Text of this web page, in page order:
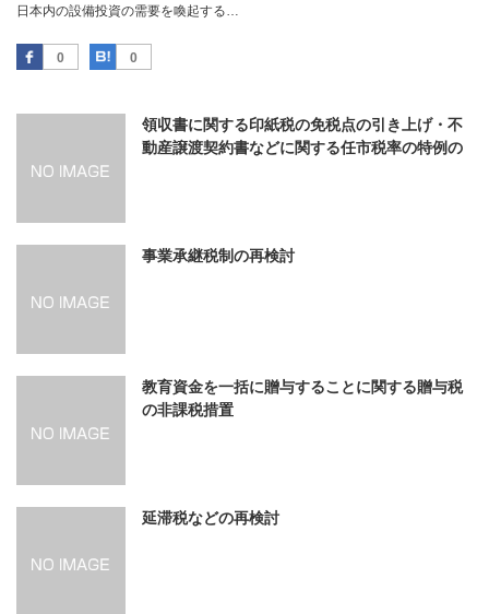
日本内の設備投資の需要を喚起する…
0
Facebook 0
はてなブックマーク
領収書に関する印紙税の免税点の引き上げ・不
動産譲渡契約書などに関する任市税率の特例の
事業承継税制の再検討
教育資金を一括に贈与することに関する贈与税
の非課税措置
延滞税などの再検討